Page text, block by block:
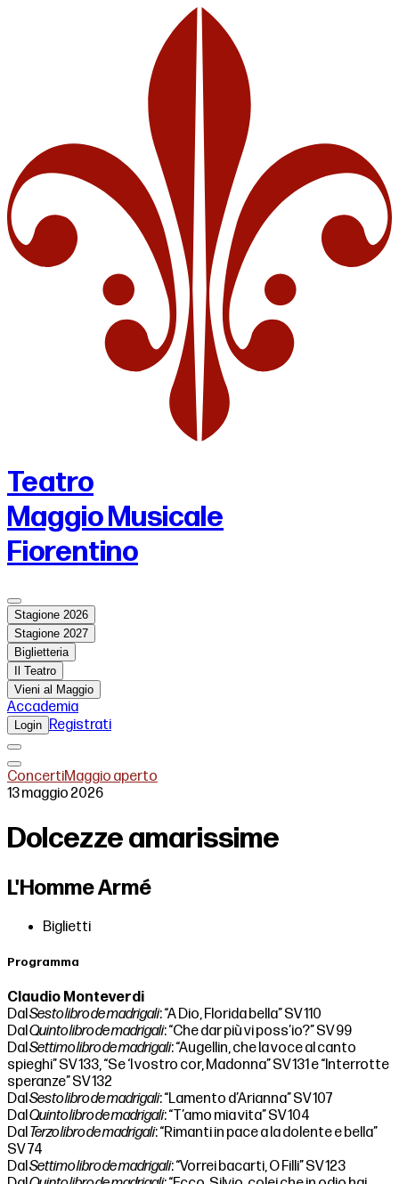
Teatro
Maggio Musicale
Fiorentino
Stagione 2026
Stagione 2027
Biglietteria
Il Teatro
Vieni al Maggio
Accademia
Login Registrati
ConcertiMaggio aperto
13 maggio 2026
Dolcezze amarissime
L'Homme Armé
Biglietti
Programma
Claudio Monteverdi
DalSesto libro de madrigali: “A Dio, Florida bella” SV 110
DalQuinto libro de madrigali: “Che dar più vi poss’io?” SV 99
DalSettimo libro de madrigali: “Augellin, che la voce al canto
spieghi” SV 133, “Se ‘l vostro cor, Madonna” SV 131 e “Interrotte
speranze” SV 132
DalSesto libro de madrigali: “Lamento d’Arianna” SV 107
DalQuinto libro de madrigali: “T’amo mia vita” SV 104
Dal Terzo libro de madrigali: “Rimanti in pace a la dolente e bella”
SV 74
DalSettimo libro de madrigali: “Vorrei bacarti, O Filli” SV 123